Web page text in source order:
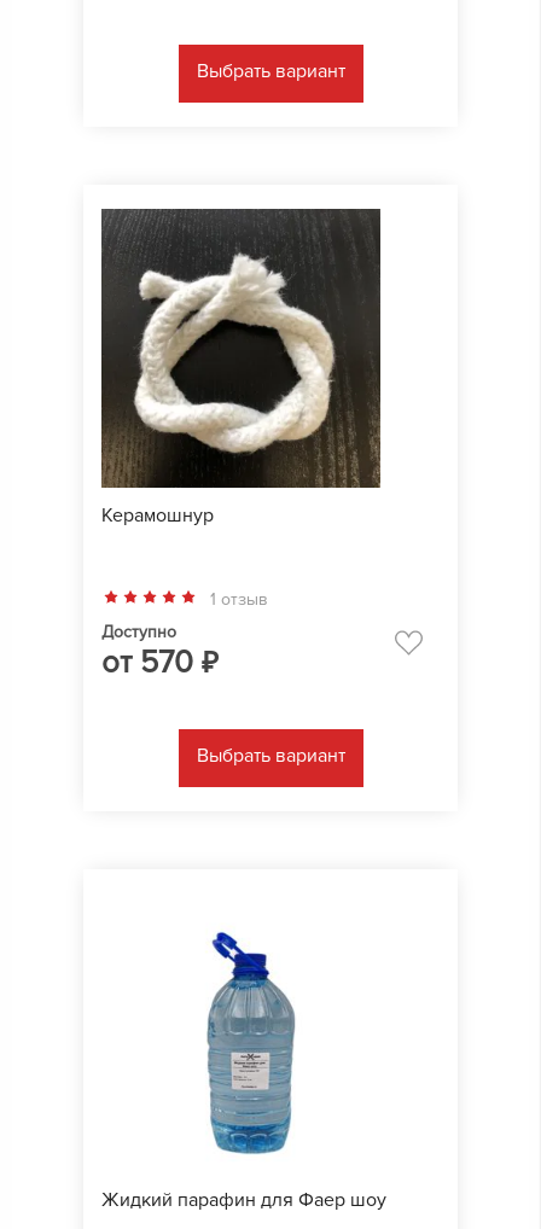
Выбрать вариант
Керамошнур
1 отзыв
Доступно
от 570 ₽
Выбрать вариант
Жидкий парафин для Фаер шоу